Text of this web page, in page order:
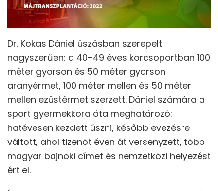
Dr. Kokas Dániel úszásban szerepelt
nagyszerűen: a 40–49 éves korcsoportban 100
méter gyorson és 50 méter gyorson
aranyérmet, 100 méter mellen és 50 méter
mellen ezüstérmet szerzett. Dániel számára a
sport gyermekkora óta meghatározó:
hatévesen kezdett úszni, később evezésre
váltott, ahol tizenöt éven át versenyzett, több
magyar bajnoki címet és nemzetközi helyezést
ért el.